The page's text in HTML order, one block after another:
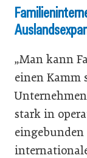
„Man kann
einen Kamm
stark in
eingebunden